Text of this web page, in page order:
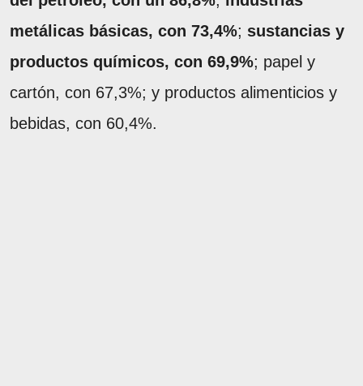
metálicas básicas, con 73,4%; sustancias y
productos químicos, con 69,9%; papel y
cartón, con 67,3%; y productos alimenticios y
bebidas, con 60,4%.